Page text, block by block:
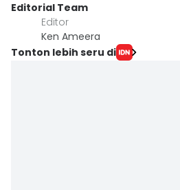
Editorial Team
Editor
Ken Ameera
Tonton lebih seru di